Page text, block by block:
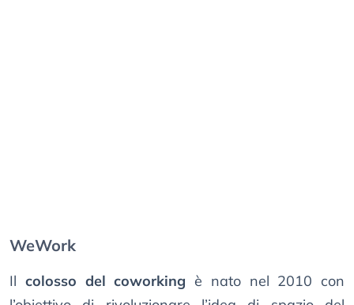
WeWork
Il colosso del coworking è nato nel 2010 con